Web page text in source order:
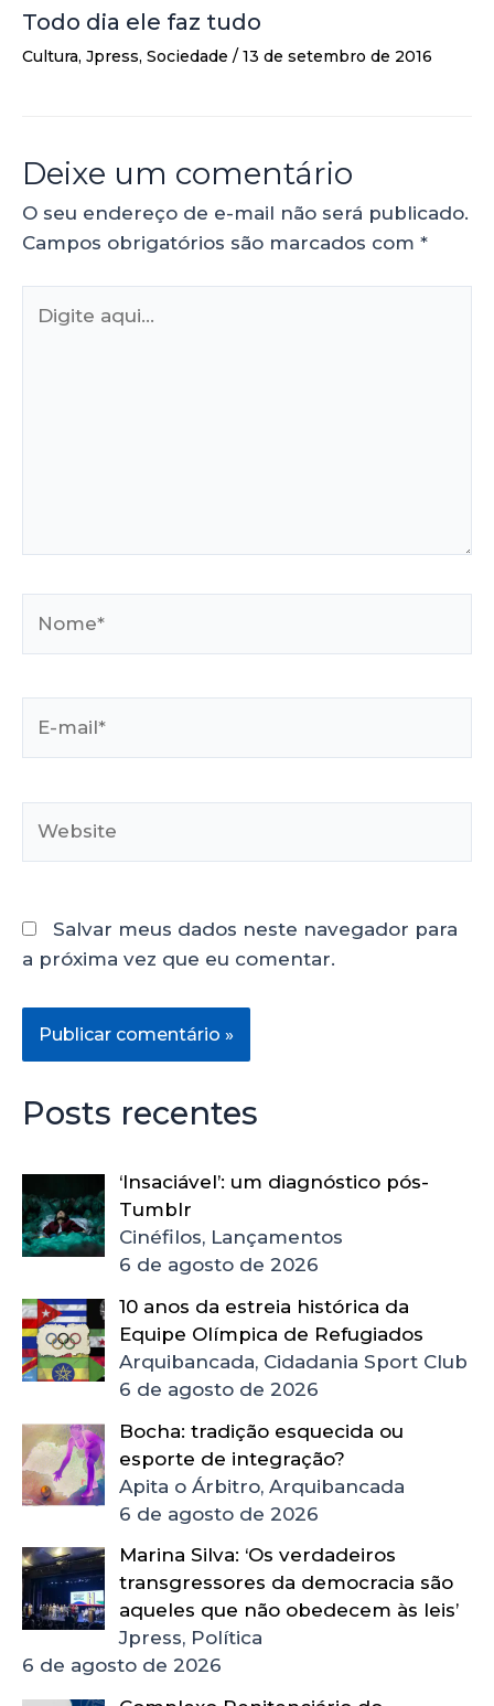
Todo dia ele faz tudo
Cultura, Jpress, Sociedade / 13 de setembro de 2016
Deixe um comentário
O seu endereço de e-mail não será publicado.
Campos obrigatórios são marcados com *
Salvar meus dados neste navegador para
a próxima vez que eu comentar.
Posts recentes
‘Insaciável’: um diagnóstico pós-
Tumblr
Cinéfilos, Lançamentos
6 de agosto de 2026
10 anos da estreia histórica da
Equipe Olímpica de Refugiados
Arquibancada, Cidadania Sport Club
6 de agosto de 2026
Bocha: tradição esquecida ou
esporte de integração?
Apita o Árbitro, Arquibancada
6 de agosto de 2026
Marina Silva: ‘Os verdadeiros
transgressores da democracia são
aqueles que não obedecem às leis’
Jpress, Política
6 de agosto de 2026